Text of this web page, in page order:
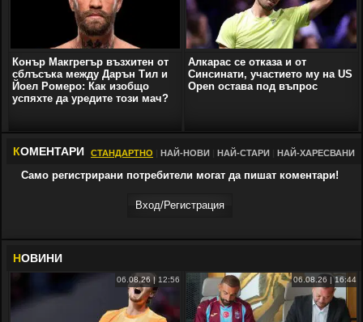
Конър Макгрегър възхитен от
сблъсъка между Дарън Тил и
Йоел Ромеро: Как изобщо
успяхте да уредите този мач?
Алкарас се отказа и от
Синсинати, участието му на US
Open остава под въпрос
КОМЕНТАРИ СТАНДАРТНО НАЙ-НОВИ НАЙ-СТАРИ НАЙ-ХАРЕСВАНИ
Само регистрирани потребители могат да пишат коментари!
Вход/Регистрaция
НОВИНИ
06.08.26 | 12:56 06.08.26 | 16:44